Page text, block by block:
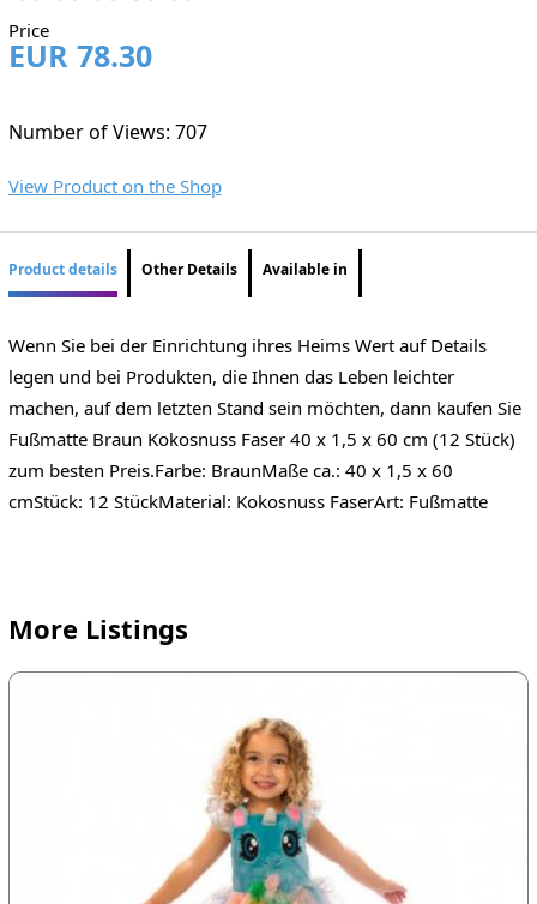
Price
EUR 78.30
Number of Views: 707
View Product on the Shop
Product details Other Details Available in
Wenn Sie bei der Einrichtung ihres Heims Wert auf Details
legen und bei Produkten, die Ihnen das Leben leichter
machen, auf dem letzten Stand sein möchten, dann kaufen Sie
Fußmatte Braun Kokosnuss Faser 40 x 1,5 x 60 cm (12 Stück)
zum besten Preis.Farbe: BraunMaße ca.: 40 x 1,5 x 60
cmStück: 12 StückMaterial: Kokosnuss FaserArt: Fußmatte
More Listings